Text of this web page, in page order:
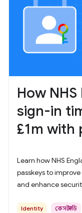
How
sign-in
£1m with
Learn how NHS
passkeys to
and enhance
Identity কেস স্টাডি